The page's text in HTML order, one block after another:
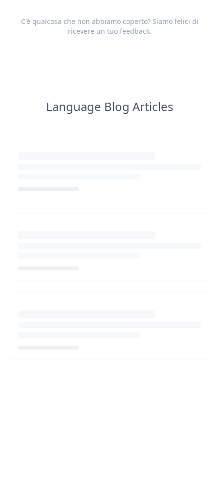
C'è qualcosa che non abbiamo coperto? Siamo felici di
ricevere un tuo feedback.
Language Blog Articles